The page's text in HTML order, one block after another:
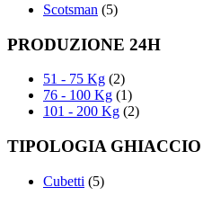
Scotsman (5)
PRODUZIONE 24H
51 - 75 Kg (2)
76 - 100 Kg (1)
101 - 200 Kg (2)
TIPOLOGIA GHIACCIO
Cubetti (5)